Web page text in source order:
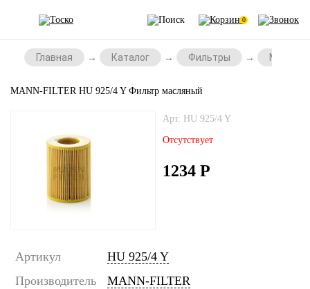
0
Главная Каталог Фильтры
MANN-FILTER HU 925/4 Y Фильтр масляный
Арт. HU 925/4 Y
Отсутствует
1234 Р
Артикул
HU 925/4 Y
Производитель
MANN-FILTER